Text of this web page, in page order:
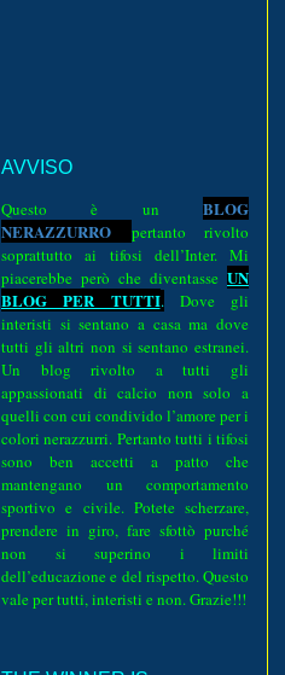
AVVISO
Questo è un BLOG
NERAZZURRO pertanto rivolto
soprattutto ai tifosi dell’Inter. Mi
piacerebbe però che diventasse UN
BLOG PER TUTTI.
Dove gli
interisti si sentano a casa ma dove
tutti gli altri non si sentano estranei.
Un blog rivolto a tutti gli
appassionati di calcio non solo a
quelli con cui condivido l’amore per i
colori nerazzurri. Pertanto tutti i tifosi
sono ben accetti a patto che
mantengano un comportamento
sportivo e civile. Potete scherzare,
prendere in giro, fare sfottò purché
non si superino i limiti
dell’educazione e del rispetto. Questo
vale per tutti, interisti e non. Grazie!!!